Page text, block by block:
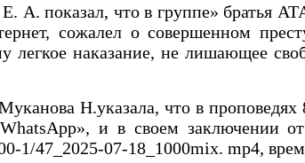
показал, что в группе» братья
сожалел о совершенном
легкое наказание, не лишающее
Н.указала, что в проповедях
и в своем заключении
1/47_2025-07-18_1000mix. mp4,